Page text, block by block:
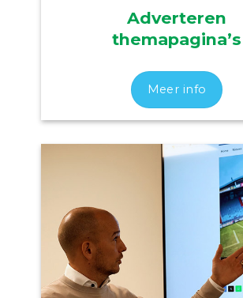
Adverteren
themapagina’s
Meer info